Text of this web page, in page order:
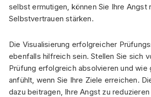
selbst ermutigen, können Sie Ihre Angst
Selbstvertrauen stärken.
Die Visualisierung erfolgreicher
ebenfalls hilfreich sein. Stellen Sie sich
Prüfung erfolgreich absolvieren und wie
anfühlt, wenn Sie Ihre Ziele erreichen.
dazu beitragen, Ihre Angst zu reduzieren